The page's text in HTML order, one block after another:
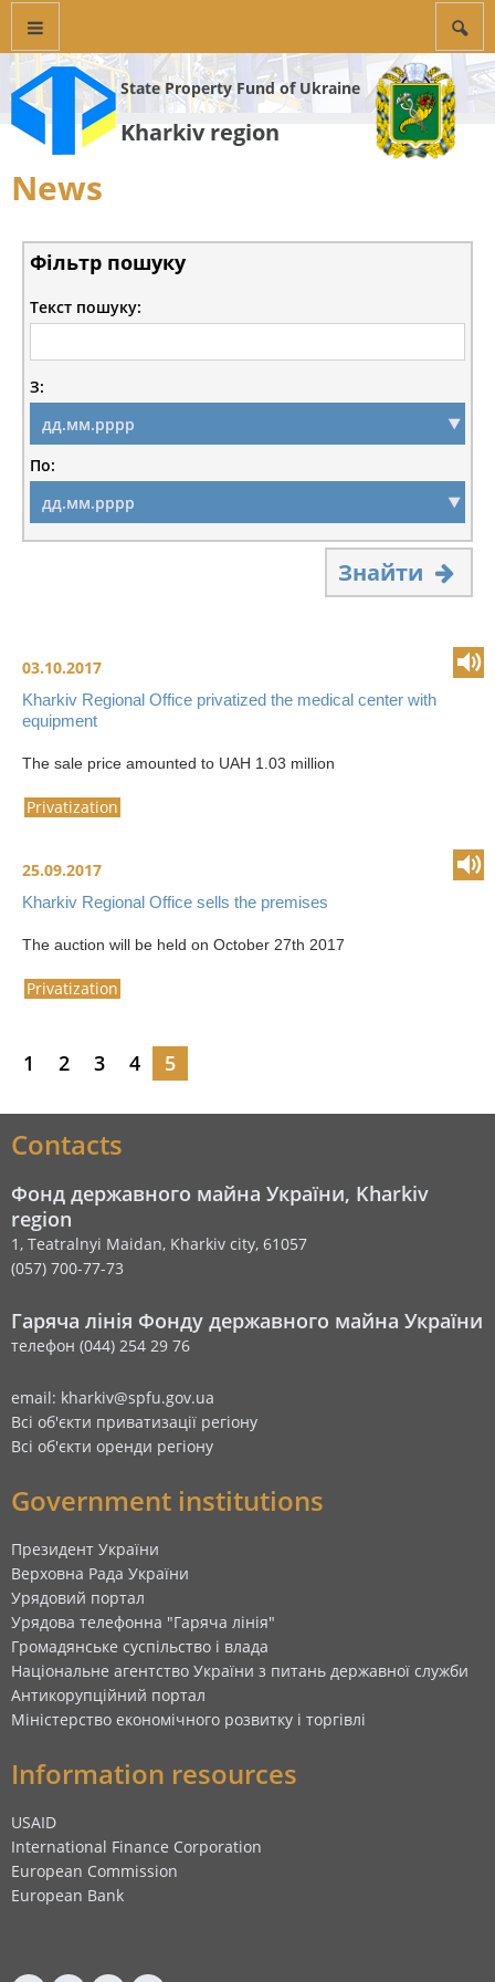
State Property Fund of Ukraine
Kharkiv region
News
Фільтр пошуку
Текст пошуку:
З:
По:
Знайти
03.10.2017
Kharkiv Regional Office privatized the medical center with
equipment
The sale price amounted to UAH 1.03 million
Privatization
25.09.2017
Kharkiv Regional Office sells the premises
The auction will be held on October 27th 2017
Privatization
1 2 3 4 5
Contacts
Фонд державного майна України, Kharkiv
region
1, Teatralnyi Maidan, Kharkiv city, 61057
(057) 700-77-73
Гаряча лінія Фонду державного майна України
телефон (044) 254 29 76
email: kharkiv@spfu.gov.ua
Всі об'єкти приватизації регіону
Всі об'єкти оренди регіону
Government institutions
Президент України
Верховна Рада України
Урядовий портал
Урядова телефонна "Гаряча лінія"
Громадянське суспільство і влада
Національне агентство України з питань державної служби
Антикорупційний портал
Міністерство економічного розвитку і торгівлі
Information resources
USAID
International Finance Corporation
European Commission
European Bank